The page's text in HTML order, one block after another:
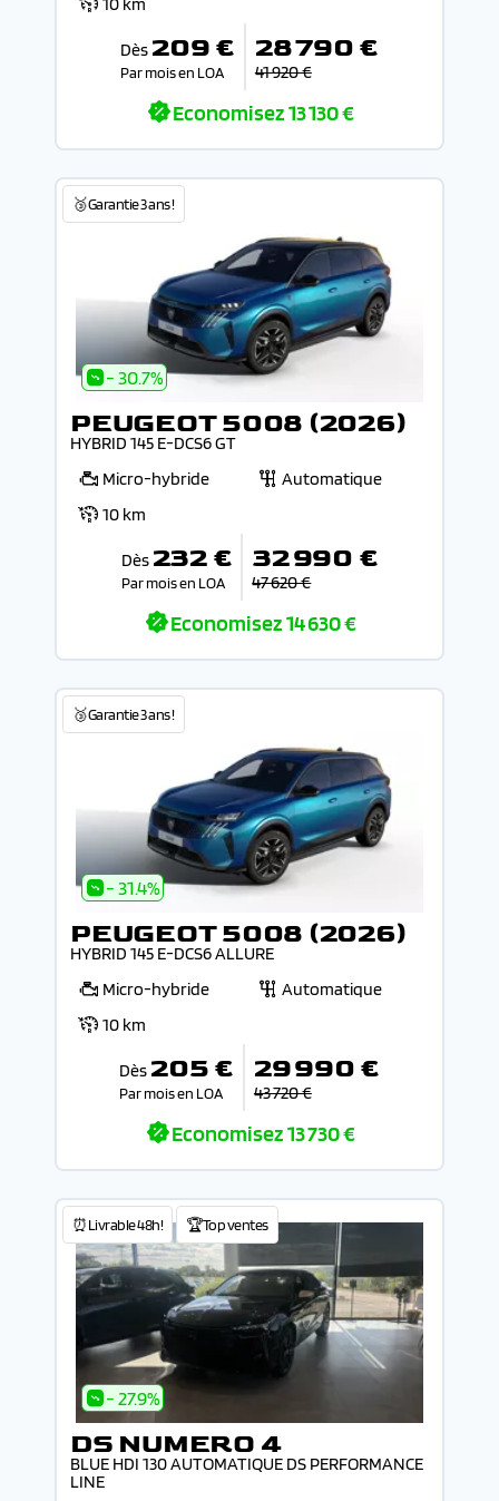
Dès 209 €
Par mois en LOA
28 790 €
41 920 €
Economisez13 130 €
🥉Garantie 3 ans !
- 30.7%
PEUGEOT 5008 (2026)
HYBRID 145 E-DCS6 GT
Micro-hybride
Automatique
10 km
Dès 232 €
Par mois en LOA
32 990 €
47 620 €
Economisez14 630 €
🥉Garantie 3 ans !
- 31.4%
PEUGEOT 5008 (2026)
HYBRID 145 E-DCS6 ALLURE
Micro-hybride
Automatique
10 km
Dès 205 €
Par mois en LOA
29 990 €
43 720 €
Economisez13 730 €
⏰Livrable 48h! 🏆Top ventes
- 27.9%
DS NUMERO 4
BLUE HDI 130 AUTOMATIQUE DS PERFORMANCE
LINE